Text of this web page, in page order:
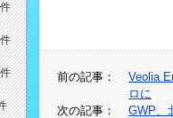
前の記事：
Veolia
ロに
次の記事：
GWP、